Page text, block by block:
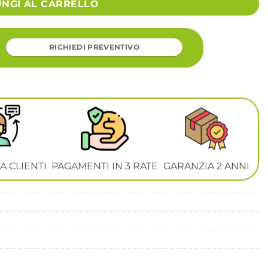
AL CARRELLO
RICHIEDI PREVENTIVO
CLIENTI PAGAMENTI IN 3 RATE GARANZIA 2 ANNI